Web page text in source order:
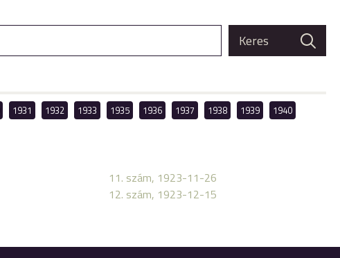
1931 1932 1933 1935 1936 1937 1938 1939 1940
11. szám, 1923-11-26
12. szám, 1923-12-15